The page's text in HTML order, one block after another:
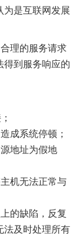
为是互联网发展
理的服务请求
得到服务响应的
成系统停顿；
地址为假地
机无法正常与
的缺陷，反复
法及时处理所有